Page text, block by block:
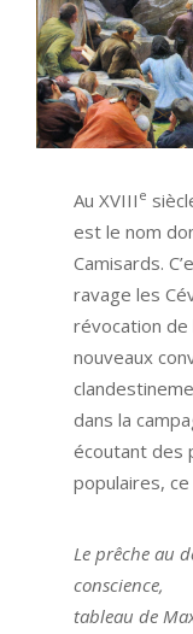
Au XVIII e
est le nom
Camisards.
ravage les
révocation de
nouveaux
dans la
écoutant des
populaires,
Le prêche au
conscience,
tableau de